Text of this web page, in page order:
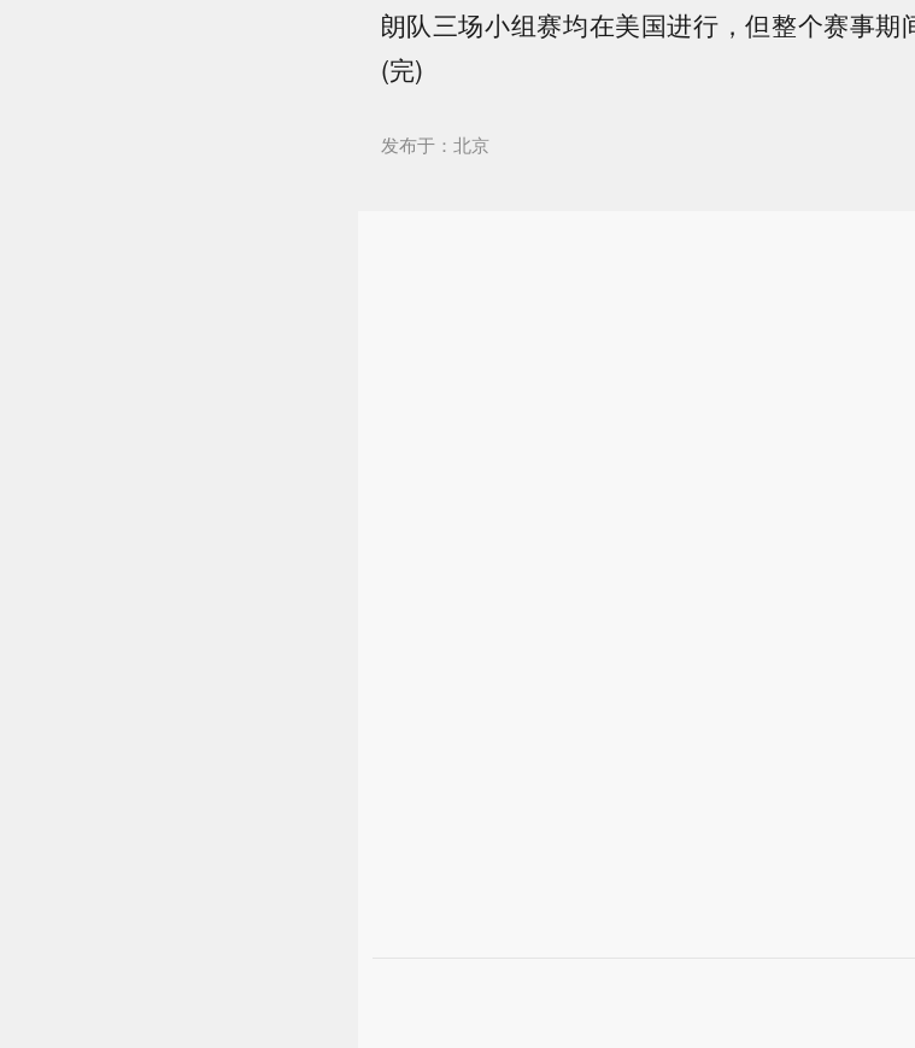
朗队三场小组赛均在美国进行，但整个赛事期
(完)
发布于：北京